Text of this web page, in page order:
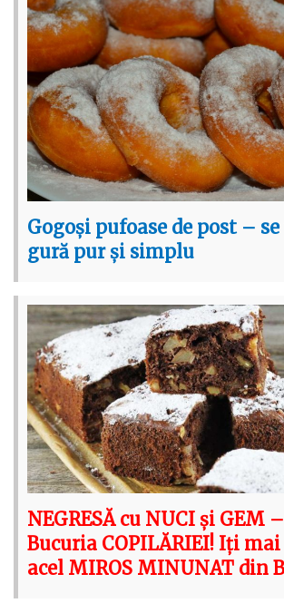
Gogoși pufoase de post –
gură pur și simplu
NEGRESĂ cu NUCI și GEM
Bucuria COPILĂRIEI! Iți
acel MIROS MINUNAT din